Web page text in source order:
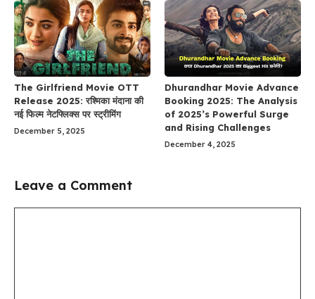
The Girlfriend Movie OTT
Release 2025: रश्मिका मंदाना की
नई फिल्म नेटफ्लिक्स पर स्ट्रीमिंग
December 5, 2025
Dhurandhar Movie Advance
Booking 2025: The Analysis
of 2025’s Powerful Surge
and Rising Challenges
December 4, 2025
Leave a Comment